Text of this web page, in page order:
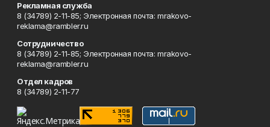
Рекламная служба
8 (34789) 2-11-85; Электронная почта: mrakovo-
reklama@rambler.ru
Сотрудничество
8 (34789) 2-11-85; Электронная почта: mrakovo-
reklama@rambler.ru
Отдел кадров
8 (34789) 2-11-77